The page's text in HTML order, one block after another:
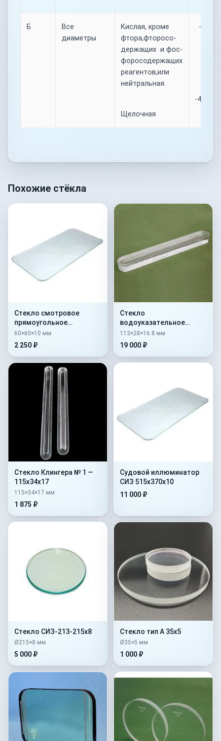
Б
Все
диаметры
Кислая, кроме
фтора,фторосо-
держащих и фос-
форосодержащих
реагентов,или
нейтральная.
Щелочная
-40…+
-
Похожие стёкла
Стекло смотровое
прямоугольное
закаленное тип Б
60х60х10
60×60×10 мм
2 250 ₽
Стекло
водоуказательное
гладкое № 1 —
113х28х16,8
113×28×16.8 мм
19 000 ₽
Стекло Клингера № 1 —
115х34х17
115×34×17 мм
1 875 ₽
Судовой иллюминатор
СИЗ 515х370х10
11 000 ₽
Стекло СИЗ-213-215х8
Ø215×8 мм
5 000 ₽
Стекло тип А 35х5
Ø35×5 мм
1 000 ₽